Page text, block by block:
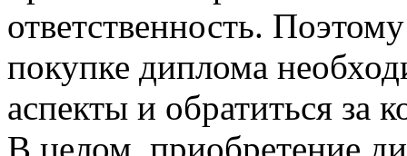
ответственность.
покупке диплома
аспекты и обратиться за
В целом, приобретение